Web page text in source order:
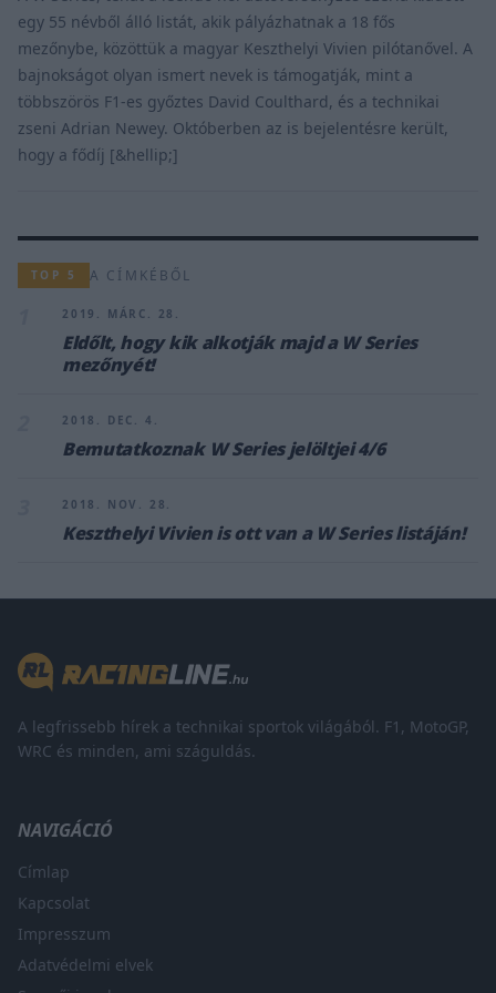
egy 55 névből álló listát, akik pályázhatnak a 18 fős
mezőnybe, közöttük a magyar Keszthelyi Vivien pilótanővel. A
bajnokságot olyan ismert nevek is támogatják, mint a
többszörös F1-es győztes David Coulthard, és a technikai
zseni Adrian Newey. Októberben az is bejelentésre került,
hogy a fődíj [&hellip;]
TOP 5 A CÍMKÉBŐL
2019. MÁRC. 28.
Eldőlt, hogy kik alkotják majd a W Series
mezőnyét!
2018. DEC. 4.
Bemutatkoznak W Series jelöltjei 4/6
2018. NOV. 28.
Keszthelyi Vivien is ott van a W Series listáján!
A legfrissebb hírek a technikai sportok világából. F1, MotoGP,
WRC és minden, ami száguldás.
NAVIGÁCIÓ
Címlap
Kapcsolat
Impresszum
Adatvédelmi elvek